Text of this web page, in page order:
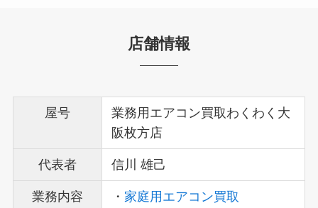
店舗情報
屋号
業務用エアコン買取わくわく大
阪枚方店
代表者 信川 雄己
業務内容 ・ 家庭用エアコン買取